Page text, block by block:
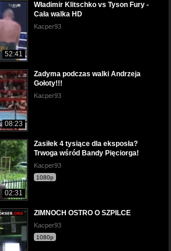
52:41
Władimir Klitschko vs Tyson Fury -
Cała walka HD
Kacper93
08:23
Zadyma podczas walki Andrzeja
Gołoty!!!
Kacper93
02:31
Zasiłek 4 tysiące dla eksposła?
Trwoga wśród Bandy Pięciorga!
Kacper93
1080p
ZIMNOCH OSTRO O SZPILCE
Kacper93
1080p